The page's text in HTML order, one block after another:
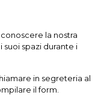
la nostra
suoi spazi durante i
in segreteria al
il form.